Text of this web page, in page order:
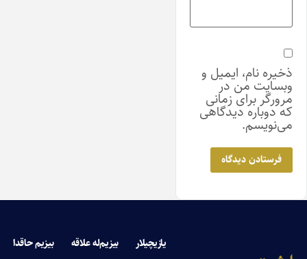
ذخیره نام، ایمیل و
وبسایت من در
مرورگر برای زمانی
که دوباره دیدگاهی
می‌نویسم.
یازیچیلار بیزیم‌له علاقه بیزیم حاقدا